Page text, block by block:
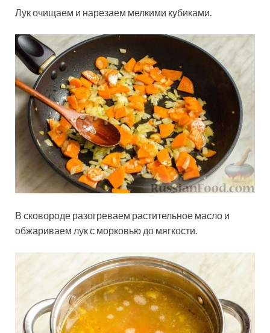
Лук очищаем и нарезаем мелкими кубиками.
В сковороде разогреваем растительное масло и
обжариваем лук с морковью до мягкости.